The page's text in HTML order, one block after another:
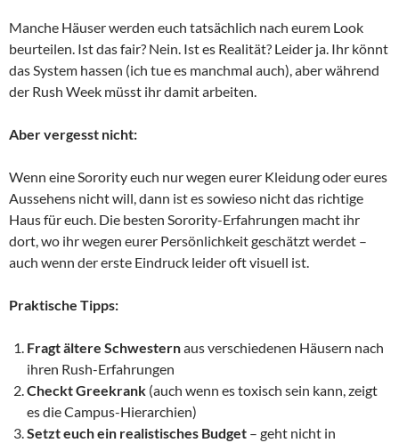
Manche Häuser werden euch tatsächlich nach eurem Look
beurteilen. Ist das fair? Nein. Ist es Realität? Leider ja. Ihr könnt
das System hassen (ich tue es manchmal auch), aber während
der Rush Week müsst ihr damit arbeiten.
Aber vergesst nicht:
Wenn eine Sorority euch nur wegen eurer Kleidung oder eures
Aussehens nicht will, dann ist es sowieso nicht das richtige
Haus für euch. Die besten Sorority-Erfahrungen macht ihr
dort, wo ihr wegen eurer Persönlichkeit geschätzt werdet –
auch wenn der erste Eindruck leider oft visuell ist.
Praktische Tipps:
Fragt ältere Schwesternaus verschiedenen Häusern nach
ihren Rush-Erfahrungen
Checkt Greekrank (auch wenn es toxisch sein kann, zeigt
es die Campus-Hierarchien)
Setzt euch ein realistisches Budget – geht nicht in